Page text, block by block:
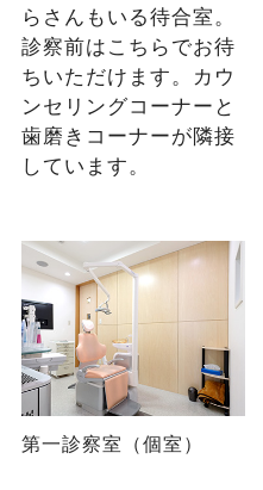
らさんもいる待合室。
診察前はこちらでお待
ちいただけます。カウ
ンセリングコーナーと
歯磨きコーナーが隣接
しています。
第一診察室（個室）